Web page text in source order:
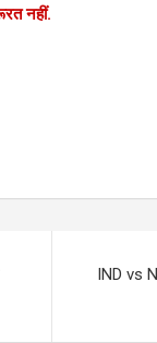
नहीं.
IND vs